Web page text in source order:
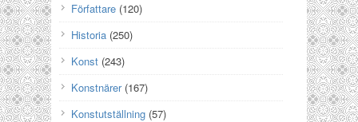
Författare (120)
Historia (250)
Konst (243)
Konstnärer(167)
Konstutställning (57)